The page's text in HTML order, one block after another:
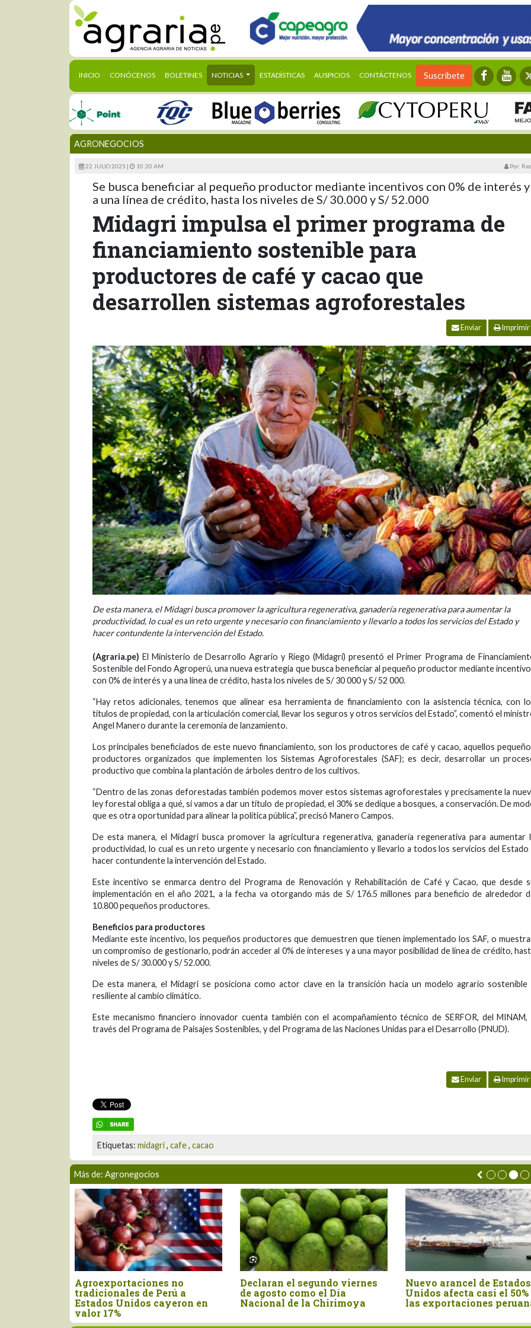
INICIO (CURRENT)
CONÓCENOS BOLETINES NOTICIAS ESTADÍSTICAS AUSPICIOS CONTÁCTENOS Suscríbete
AGRONEGOCIOS
22 JULIO 2025 | 10:20 AM Por:
Se busca beneficiar al pequeño productor mediante incentivos con 0% de interés y
a una línea de crédito, hasta los niveles de S/ 30.000 y S/ 52.000
Midagri impulsa el primer programa de
financiamiento sostenible para
productores de café y cacao que
desarrollen sistemas agroforestales
Enviar Imprimir
De esta manera, el Midagri busca promover la agricultura regenerativa, ganadería regenerativa para aumentar la
productividad, lo cual es un reto urgente y necesario con financiamiento y llevarlo a todos los servicios del Estado y
hacer contundente la intervención del Estado.
(Agraria.pe) El Ministerio de Desarrollo Agrario y Riego (Midagri) presentó el Primer Programa de
Sostenible del Fondo Agroperú, una nueva estrategia que busca beneficiar al pequeño productor mediante
con 0% de interés y a una línea de crédito, hasta los niveles de S/ 30 000 y S/ 52 000.
“Hay retos adicionales, tenemos que alinear esa herramienta de financiamiento con la asistencia técnica, con
títulos de propiedad, con la articulación comercial, llevar los seguros y otros servicios del Estado”, comentó el
Angel Manero durante la ceremonia de lanzamiento.
Los principales beneficiados de este nuevo financiamiento, son los productores de café y cacao, aquellos
productores organizados que implementen los Sistemas Agroforestales (SAF); es decir, desarrollar un
productivo que combina la plantación de árboles dentro de los cultivos.
“Dentro de las zonas deforestadas también podemos mover estos sistemas agroforestales y precisamente la
ley forestal obliga a qué, si vamos a dar un título de propiedad, el 30% se dedique a bosques, a conservación. De
que es otra oportunidad para alinear la política pública”, precisó Manero Campos.
De esta manera, el Midagri busca promover la agricultura regenerativa, ganadería regenerativa para aumentar
productividad, lo cual es un reto urgente y necesario con financiamiento y llevarlo a todos los servicios del Estado
hacer contundente la intervención del Estado.
Este incentivo se enmarca dentro del Programa de Renovación y Rehabilitación de Café y Cacao, que desde
implementación en el año 2021, a la fecha va otorgando más de S/ 176.5 millones para beneficio de alrededor
10.800 pequeños productores.
Beneficios para productores
Mediante este incentivo, los pequeños productores que demuestren que tienen implementado los SAF, o
un compromiso de gestionarlo, podrán acceder al 0% de intereses y a una mayor posibilidad de línea de crédito,
niveles de S/ 30.000 y S/ 52.000.
De esta manera, el Midagri se posiciona como actor clave en la transición hacia un modelo agrario sostenible
resiliente al cambio climático.
Este mecanismo financiero innovador cuenta también con el acompañamiento técnico de SERFOR, del MINAM,
través del Programa de Paisajes Sostenibles, y del Programa de las Naciones Unidas para el Desarrollo (PNUD).
Enviar Imprimir
Etiquetas: midagri, cafe, cacao
Más de: Agronegocios
Agroexportaciones no
tradicionales de Perú a
Estados Unidos cayeron en
valor 17%
Declaran el segundo viernes
de agosto como el Día
Nacional de la Chirimoya
Nuevo arancel de Estados
Unidos afecta casi el 50%
las exportaciones